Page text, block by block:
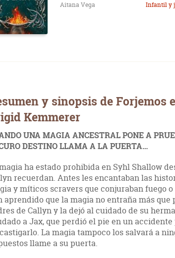
Aitana Vega Infantil y
y sinopsis de Forjemos
Kemmerer
UNA MAGIA ANCESTRAL PONE A
DESTINO LLAMA A LA PUERTA…
ha estado prohibida en Syhl Shallow
recuerdan. Antes les encantaban las
y míticos scravers que conjuraban fuego
aprendido que la magia no entraña más que
de Callyn y la dejó al cuidado de su
a Jax, que perdió el pie en un
La magia tampoco los salvará a
llame a su puerta.